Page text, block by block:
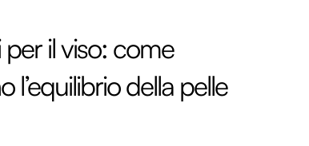
il viso: come
l’equilibrio della pelle